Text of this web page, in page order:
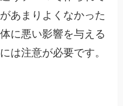
あまりよくなかった
に悪い影響を与える
は注意が必要です。